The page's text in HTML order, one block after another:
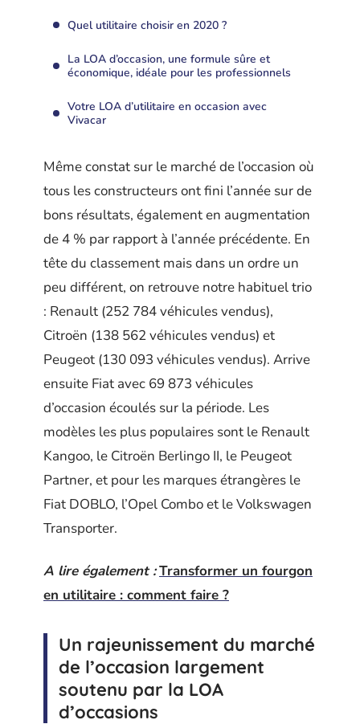
Quel utilitaire choisir en 2020 ?
La LOA d’occasion, une formule sûre et
économique, idéale pour les professionnels
Votre LOA d’utilitaire en occasion avec
Vivacar
Même constat sur le marché de l’occasion où
tous les constructeurs ont fini l’année sur de
bons résultats, également en augmentation
de 4 % par rapport à l’année précédente. En
tête du classement mais dans un ordre un
peu différent, on retrouve notre habituel trio
: Renault (252 784 véhicules vendus),
Citroën (138 562 véhicules vendus) et
Peugeot (130 093 véhicules vendus). Arrive
ensuite Fiat avec 69 873 véhicules
d’occasion écoulés sur la période. Les
modèles les plus populaires sont le Renault
Kangoo, le Citroën Berlingo II, le Peugeot
Partner, et pour les marques étrangères le
Fiat DOBLO, l’Opel Combo et le Volkswagen
Transporter.
A lire également :Transformer un fourgon
en utilitaire : comment faire ?
Un rajeunissement du marché
de l’occasion largement
soutenu par la LOA
d’occasions